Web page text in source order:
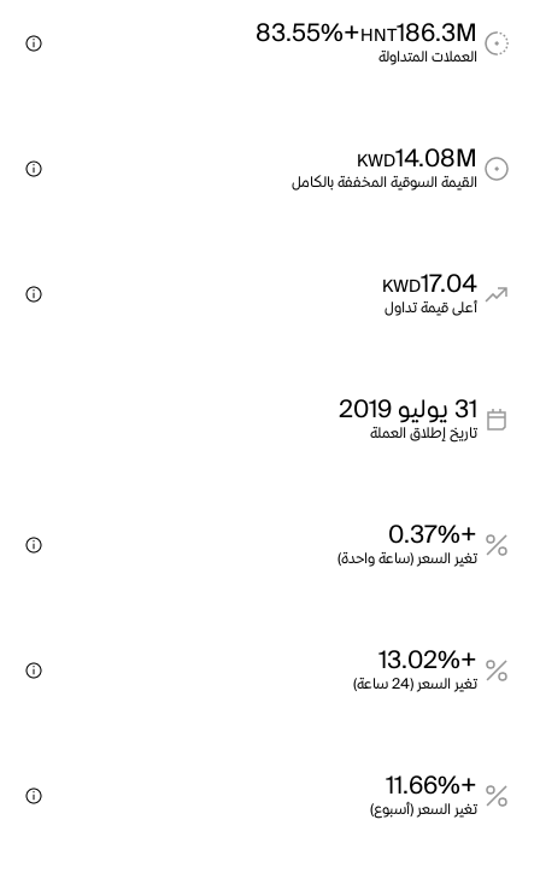
186.3M
HNT
+83.55%
العملات المتداولة
14.08M
KWD
القيمة السوقية المخففة بالكامل
17.04
KWD
أعلى قيمة تداول
31 يوليو 2019
تاريخ إطلاق العملة
+0.37%
تغير السعر (ساعة واحدة)
+13.02%
تغير السعر (24 ساعة)
+11.66%
تغير السعر (أسبوع)